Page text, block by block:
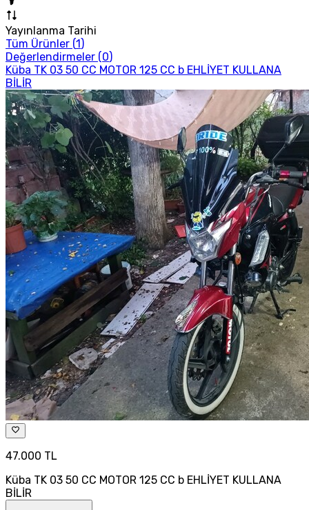
Yayınlanma Tarihi
Tüm Ürünler (1)
Değerlendirmeler (0)
Küba TK 03 50 CC MOTOR 125 CC b EHLİYET KULLANA
BİLİR
47.000 TL
Küba TK 03 50 CC MOTOR 125 CC b EHLİYET KULLANA
BİLİR